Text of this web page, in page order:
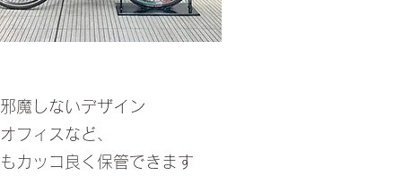
魔しないデザイン
フィスなど、
カッコ良く保管できます